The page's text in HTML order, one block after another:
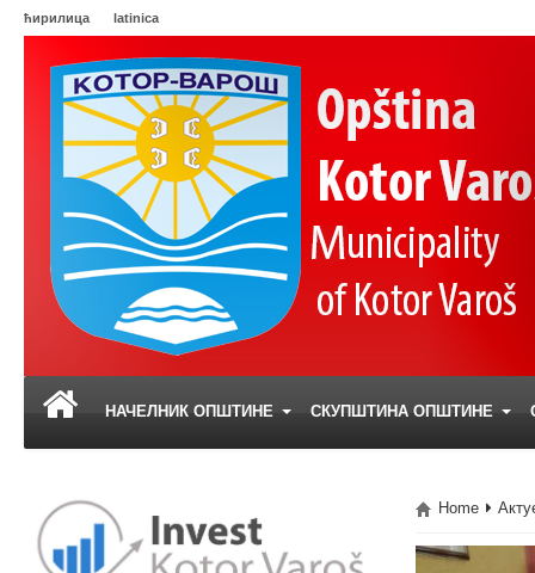
ћирилица latinica
НАЧЕЛНИК ОПШТИНЕ СКУПШТИНА ОПШТИНЕ
Home